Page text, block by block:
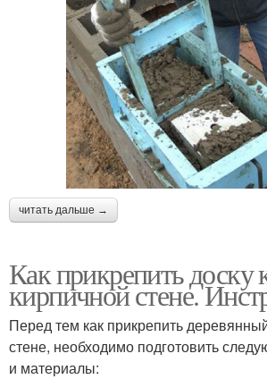
читать дальше →
Как прикрепить доску
кирпичной стене.
Перед тем как прикрепить
стене, необходимо подготовить
и материалы: